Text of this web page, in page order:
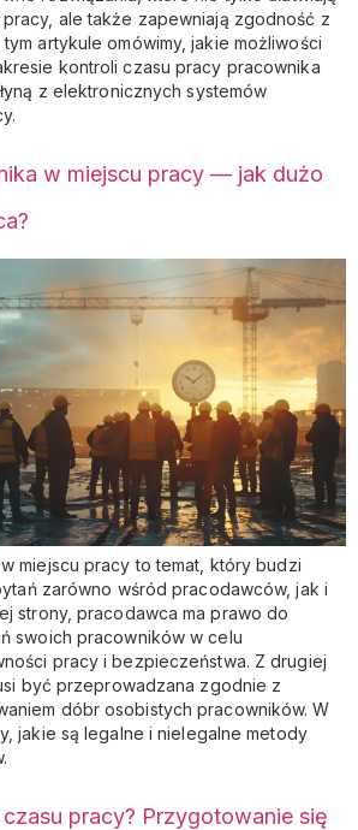
ale także zapewniają zgodność z
artykule omówimy, jakie możliwości
kontroli czasu pracy pracownika
z elektronicznych systemów
w miejscu pracy — jak dużo
miejscu pracy to temat, który budzi
zarówno wśród pracodawców, jak i
strony, pracodawca ma prawo do
swoich pracowników w celu
pracy i bezpieczeństwa. Z drugiej
być przeprowadzana zgodnie z
dóbr osobistych pracowników. W
jakie są legalne i nielegalne metody
pracy? Przygotowanie się